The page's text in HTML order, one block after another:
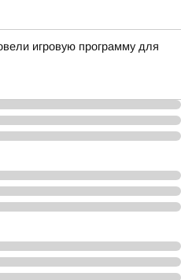
игровую программу для